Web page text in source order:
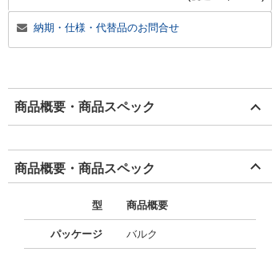
納期・仕様・代替品のお問合せ
商品概要・商品スペック
商品概要・商品スペック
型 商品概要
パッケージ バルク